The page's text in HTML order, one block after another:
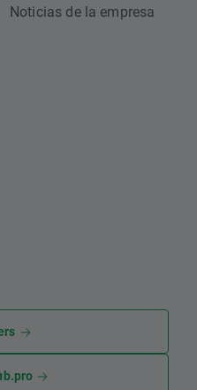
Noticias de la empresa